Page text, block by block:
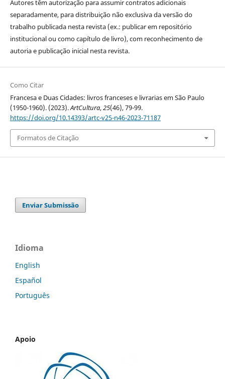
Autores têm autorização para assumir contratos adicionais
separadamente, para distribuição não exclusiva da versão do
trabalho publicada nesta revista (ex.: publicar em repositório
institucional ou como capítulo de livro), com reconhecimento de
autoria e publicação inicial nesta revista.
Como Citar
Francesa e Duas Cidades: livros franceses e livrarias em São Paulo
(1950-1960). (2023).ArtCultura,25(46), 79-99.
https://doi.org/10.14393/artc-v25-n46-2023-71187
Formatos de Citação
Enviar Submissão
Idioma
English
Español
Português
Apoio